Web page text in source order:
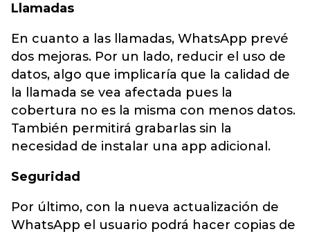
Llamadas
En cuanto a las llamadas, WhatsApp prevé
dos mejoras. Por un lado, reducir el uso de
datos, algo que implicaría que la calidad de
la llamada se vea afectada pues la
cobertura no es la misma con menos datos.
También permitirá grabarlas sin la
necesidad de instalar una app adicional.
Seguridad
Por último, con la nueva actualización de
WhatsApp el usuario podrá hacer copias de